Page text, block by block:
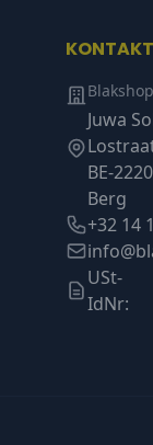
Juwa
BE-
Berg
+32 14
USt-
IdNr: